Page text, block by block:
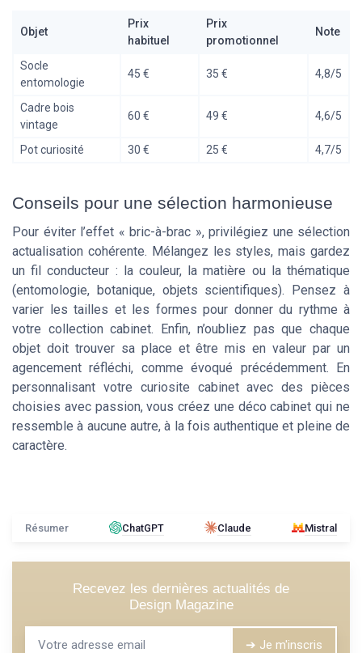
Objet
Prix
habituel
Prix
promotionnel
Note
Socle
entomologie
45 € 35 € 4,8/5
Cadre bois
vintage
60 € 49 € 4,6/5
Pot curiosité 30 € 25 € 4,7/5
Conseils pour une sélection harmonieuse
Pour éviter l’effet « bric-à-brac », privilégiez une sélection
actualisation cohérente. Mélangez les styles, mais gardez
un fil conducteur : la couleur, la matière ou la thématique
(entomologie, botanique, objets scientifiques). Pensez à
varier les tailles et les formes pour donner du rythme à
votre collection cabinet. Enfin, n’oubliez pas que chaque
objet doit trouver sa place et être mis en valeur par un
agencement réfléchi, comme évoqué précédemment. En
personnalisant votre curiosite cabinet avec des pièces
choisies avec passion, vous créez une déco cabinet qui ne
ressemble à aucune autre, à la fois authentique et pleine de
caractère.
Résumer ChatGPT Claude Mistral
Recevez les dernières actualités de
Design Magazine
➔ Je m'inscris